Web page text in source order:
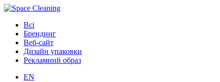
Всі
Брендинг
Веб-сайт
Дизайн упаковки
Рекламний образ
EN